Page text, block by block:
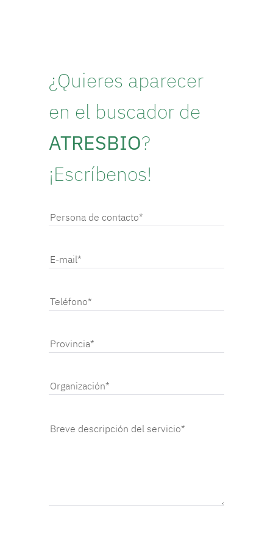
¿Quieres aparecer
en el buscador de
ATRESBIO?
¡Escríbenos!